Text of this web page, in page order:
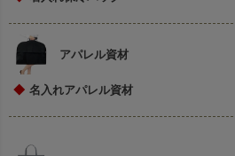
アパレル資材
◆ 名入れアパレル資材